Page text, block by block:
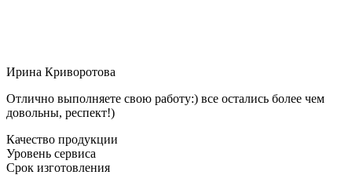
Ирина Криворотова
Отлично выполняете свою работу:) все остались более чем
довольны, респект!)
Качество продукции
Уровень сервиса
Срок изготовления